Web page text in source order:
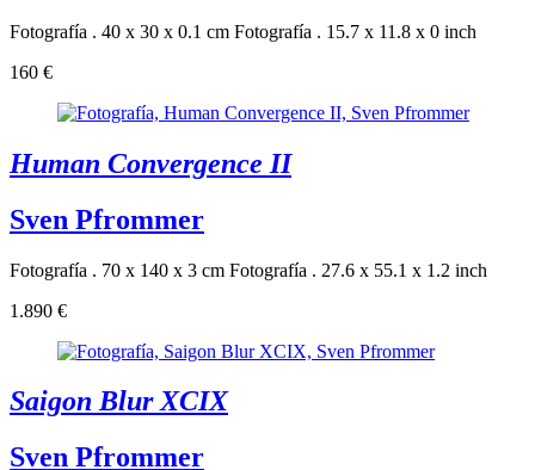
Fotografía . 40 x 30 x 0.1 cm Fotografía . 15.7 x 11.8 x 0 inch
160 €
Human Convergence II
Sven Pfrommer
Fotografía . 70 x 140 x 3 cm Fotografía . 27.6 x 55.1 x 1.2 inch
1.890 €
Saigon Blur XCIX
Sven Pfrommer